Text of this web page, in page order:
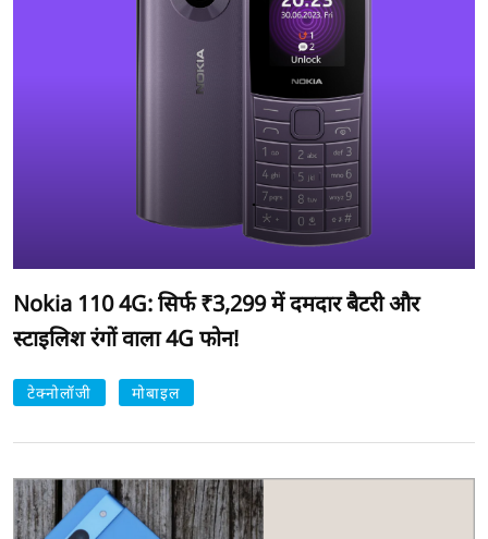
Nokia 110 4G: सिर्फ ₹3,299 में दमदार बैटरी और
स्टाइलिश रंगों वाला 4G फोन!
टेक्नोलॉजी मोबाइल